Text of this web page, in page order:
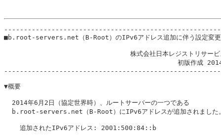
■b.root-servers.net（B-Root）のIPv6アドレス追加に伴う設定変更
株式会社日本レジストリサー
初版作成
▼概要
  2014年6月2日（協定世界時）、ルートサーバーの一つである
b.root-servers.net（B-Root）にIPv6アドレスが追加されました
    追加されたIPv6アドレス: 2001:500:84::b